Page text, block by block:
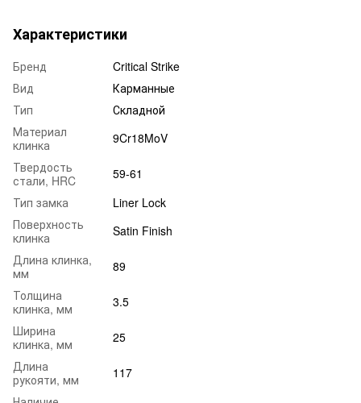
Характеристики
Бренд
Critical Strike
Вид
Карманные
Тип
Складной
Материал
клинка
9Cr18MoV
Твердость
стали, HRC
59-61
Тип замка
Liner Lock
Поверхность
клинка
Satin Finish
Длина клинка,
мм
89
Толщина
клинка, мм
3.5
Ширина
клинка, мм
25
Длина
рукояти, мм
117